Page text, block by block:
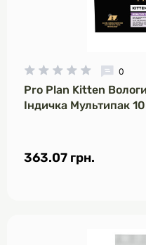
0
Pro Plan Kitten
Індичка Мультипак
363.07 грн.